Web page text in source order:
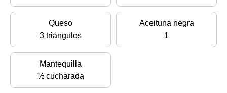
Queso
3 triángulos
Aceituna negra
1
Mantequilla
½ cucharada